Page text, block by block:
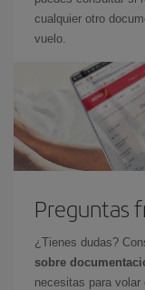
cualquier otro
vuelo.
Preguntas
¿Tienes dudas?
sobre
necesitas para